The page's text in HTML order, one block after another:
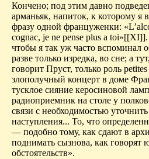
Кончено; под этим давно
арманьяк, напиток, к которому я
фразу одной француженки:
cognac, je ne pense plus a toi»[[XI]].
чтобы я так уж часто вспоминал
разве только изредка, во сне; а
говорит Пруст, только роль
злополучный концерт в доме
тусклое сияние керосиновой
радиоприемник на столе у
связи с необходимостью
наступления... То, что
— подобно тому, как сдают в
поднимать сызнова, как
обстоятельств».